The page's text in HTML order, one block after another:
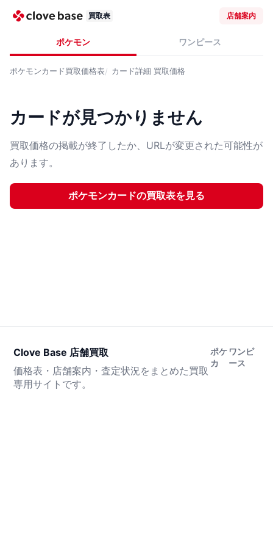
買取表 店舗案内
ポケモン ワンピース
ポケモンカード買取価格表 カード詳細 買取価格
カードが見つかりません
買取価格の掲載が終了したか、URLが変更された可能性が
あります。
ポケモンカードの買取表を見る
Clove Base 店舗買取
価格表・店舗案内・査定状況をまとめた買取
専用サイトです。
ポケ
カ
ワンピ
ース